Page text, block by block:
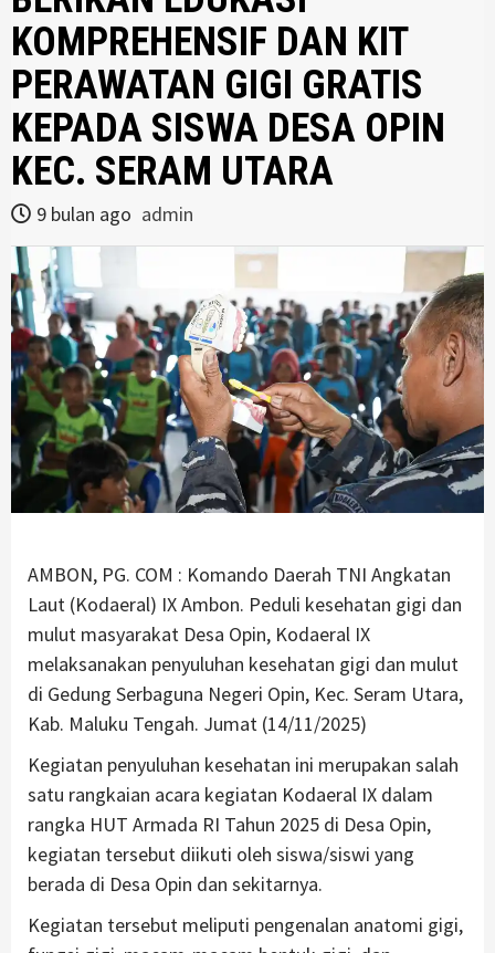
KOMPREHENSIF DAN KIT
PERAWATAN GIGI GRATIS
KEPADA SISWA DESA OPIN
KEC. SERAM UTARA
9 bulan ago admin
AMBON, PG. COM : Komando Daerah TNI Angkatan
Laut (Kodaeral) IX Ambon. Peduli kesehatan gigi dan
mulut masyarakat Desa Opin, Kodaeral IX
melaksanakan penyuluhan kesehatan gigi dan mulut
di Gedung Serbaguna Negeri Opin, Kec. Seram Utara,
Kab. Maluku Tengah. Jumat (14/11/2025)
Kegiatan penyuluhan kesehatan ini merupakan salah
satu rangkaian acara kegiatan Kodaeral IX dalam
rangka HUT Armada RI Tahun 2025 di Desa Opin,
kegiatan tersebut diikuti oleh siswa/siswi yang
berada di Desa Opin dan sekitarnya.
Kegiatan tersebut meliputi pengenalan anatomi gigi,